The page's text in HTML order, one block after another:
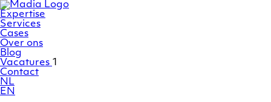
Ga
naar
de
inhoud
Homepage
Expertise
Services
Cases
Over ons
Blog
Vacatures 1
Contact
NL
EN